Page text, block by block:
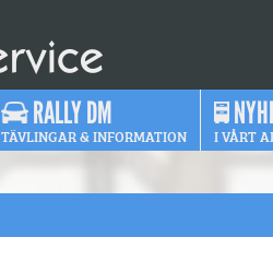
RALLY DM
TÄVLINGAR & INFORMATION I VÅRT